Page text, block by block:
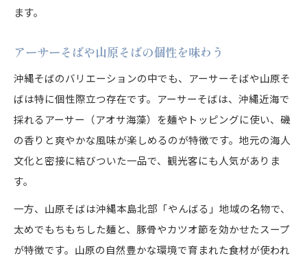
ます。
アーサーそばや山原そばの個性を味わう
沖縄そばのバリエーションの中でも、アーサーそばや山原そ
ばは特に個性際立つ存在です。アーサーそばは、沖縄近海で
採れるアーサー（アオサ海藻）を麺やトッピングに使い、磯
の香りと爽やかな風味が楽しめるのが特徴です。地元の海人
文化と密接に結びついた一品で、観光客にも人気がありま
す。
一方、山原そばは沖縄本島北部「やんばる」地域の名物で、
太めでもちもちした麺と、豚骨やカツオ節を効かせたスープ
が特徴です。山原の自然豊かな環境で育まれた食材が使われ